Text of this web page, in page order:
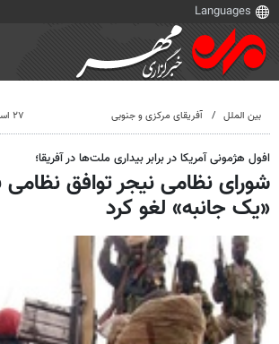
بین الملل آفریقای مرکزی و جنوبی ۲۷ اسفند ۱۴۰۲، ۳:۰۶
افول هژمونی آمریکا در برابر بیداری ملت‌ها در آفریقا؛
شورای نظامی نیجر توافق نظامی
«یک جانبه» لغو کرد